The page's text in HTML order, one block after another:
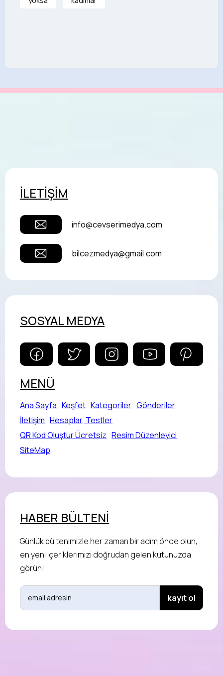
İLETİŞİM
info@cevserimedya.com
bilcezmedya@gmail.com
SOSYAL MEDYA
MENÜ
Ana Sayfa Keşfet Kategoriler Gönderiler
İletişim Hesaplar, Testler
QR Kod Oluştur Ücretsiz Resim Düzenleyici
SiteMap
HABER BÜLTENİ
Günlük bültenimizle her zaman bir adım önde olun,
en yeni içeriklerimizi doğrudan gelen kutunuzda
görün!